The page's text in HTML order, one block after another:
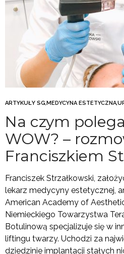
ARTYKUŁY SG MEDYCYNA ESTETYCZNA
Na czym
WOW? –
Franciszkiem
Franciszek Strzałkowski,
lekarz medycyny estetycznej,
American Academy of
Niemieckiego Towarzystwa
Botulinową specjalizuje się w
liftingu twarzy. Uchodzi za
dziedzinie implantacji stałych